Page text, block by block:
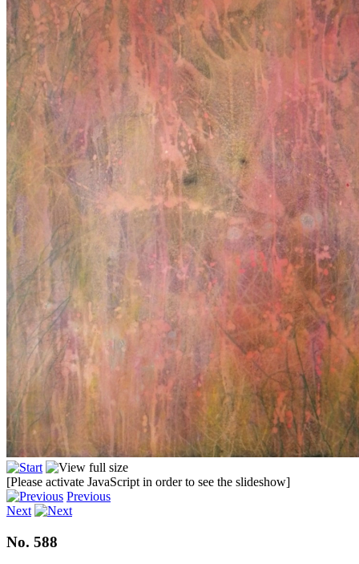
[Please activate JavaScript in order to see the slideshow]
Previous
Next
No. 588